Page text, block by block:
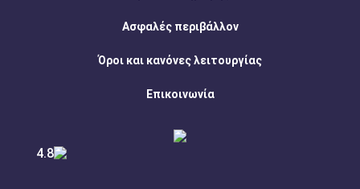
4.8
Ασφαλές περιβάλλον
Όροι και κανόνες λειτουργίας
Επικοινωνία